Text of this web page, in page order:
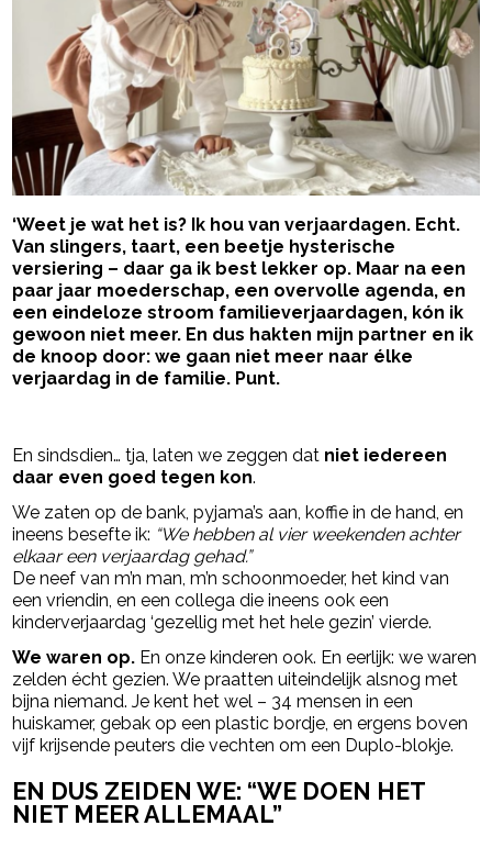
‘Weet je wat het is? Ik hou van verjaardagen. Echt.
Van slingers, taart, een beetje hysterische
versiering – daar ga ik best lekker op. Maar na een
paar jaar moederschap, een overvolle agenda, en
een eindeloze stroom familieverjaardagen, kón ik
gewoon niet meer. En dus hakten mijn partner en ik
de knoop door: we gaan niet meer naar élke
verjaardag in de familie. Punt.
En sindsdien… tja, laten we zeggen dat niet iedereen
daar even goed tegen kon.
We zaten op de bank, pyjama’s aan, koffie in de hand, en
ineens besefte ik: “We hebben al vier weekenden achter
elkaar een verjaardag gehad.”
De neef van m’n man, m’n schoonmoeder, het kind van
een vriendin, en een collega die ineens ook een
kinderverjaardag ‘gezellig met het hele gezin’ vierde.
We waren op. En onze kinderen ook. En eerlijk: we waren
zelden écht gezien. We praatten uiteindelijk alsnog met
bijna niemand. Je kent het wel – 34 mensen in een
huiskamer, gebak op een plastic bordje, en ergens boven
vijf krijsende peuters die vechten om een Duplo-blokje.
EN DUS ZEIDEN WE: “WE DOEN HET
NIET MEER ALLEMAAL”